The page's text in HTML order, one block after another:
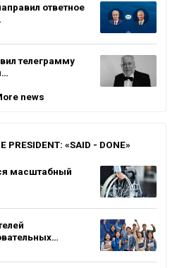
ответное
телеграмму
news
PRESIDENT: «SAID - DONE»
масштабный